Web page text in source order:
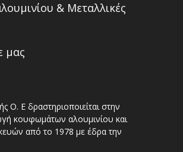
& Μεταλλικές
μας
Ο. Ε δραστηριοποιείται στην
κουφωμάτων αλουμινίου και
από το 1978 με έδρα την